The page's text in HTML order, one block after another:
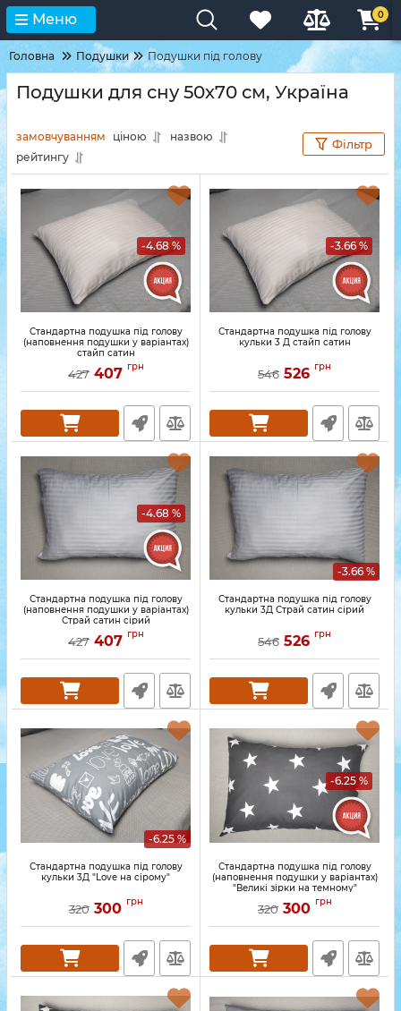
Меню 0
Головна Подушки Подушки під голову
Подушки для сну 50х70 см, Україна
замовчуванням ціною
назвою
рейтингу
Фільтр
-4.68 %
Стандартна подушка під голову
(наповнення подушки у варіантах)
стайп сатин
427 407 грн
-3.66 %
Стандартна подушка під голову
кульки 3 Д стайп сатин
546 526 грн
-4.68 %
Стандартна подушка під голову
(наповнення подушки у варіантах)
Страй сатин сірий
427 407 грн
-3.66 %
Стандартна подушка під голову
кульки 3Д Страй сатин сірий
546 526 грн
-6.25 %
Стандартна подушка під голову
кульки 3Д "Love на сірому"
320 300 грн
-6.25 %
Стандартна подушка під голову
(наповнення подушки у варіантах)
"Великі зірки на темному"
320 300 грн